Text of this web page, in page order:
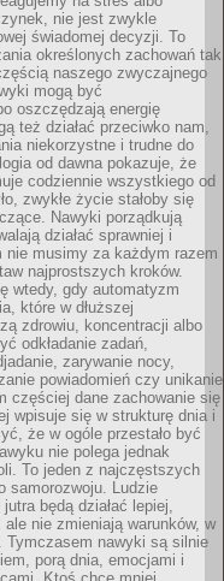
nie jest zwykle
świadomej decyzji. To
określonych zachowań tak
naszego zwyczajnego
mogą być
oszczędzają energię
też działać przeciwko nam,
niekorzystne i trudne do
od dawna pokazuje, że
codziennie wszystkiego od
zwykłe życie stałoby się
Nawyki porządkują
działać sprawniej i
musimy za każdym razem
najprostszych kroków.
wtedy, gdy automatyzm
które w dłuższej
zdrowiu, koncentracji albo
odkładanie zadań,
zarywanie nocy,
powiadomień czy unikanie
częściej dane zachowanie się
wpisuje się w strukturę dnia i
że w ogóle przestało być
nie polega jednak
To jeden z najczęstszych
samorozwoju. Ludzie
będą działać lepiej,
nie zmieniają warunków, w
Tymczasem nawyki są silnie
porą dnia, emocjami i